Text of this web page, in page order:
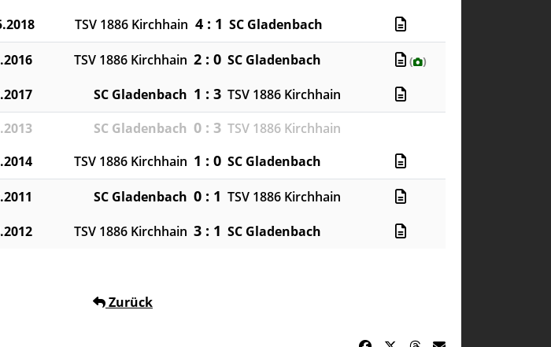
TSV 1886 Kirchhain 4 : 1 SC Gladenbach
TSV 1886 Kirchhain 2 : 0 SC Gladenbach ( )
SC Gladenbach 1 : 3 TSV 1886 Kirchhain
SC Gladenbach 0 : 3 TSV 1886 Kirchhain
TSV 1886 Kirchhain 1 : 0 SC Gladenbach
SC Gladenbach 0 : 1 TSV 1886 Kirchhain
TSV 1886 Kirchhain 3 : 1 SC Gladenbach
Zurück